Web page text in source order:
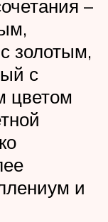
–
золотым,
с
цветом
и